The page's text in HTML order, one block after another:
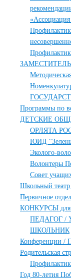
«Ассоциация
ЗАМЕСТИТЕЛЬ
Программы по
ДЕТСКИЕ
ОРЛЯТА
ЮИД
Эколого-
Волонтеры
Совет
Школьный
Первичное
КОНКУРСЫ для
ПЕДАГОГ /
ШКОЛЬНИК
Конференции /
Родительская
Год 80-летия